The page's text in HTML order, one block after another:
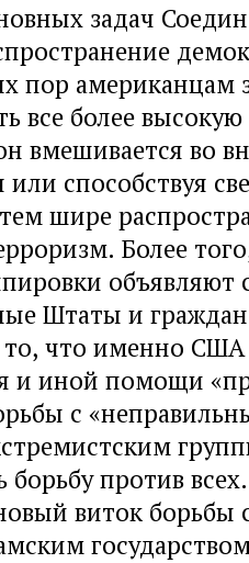
задач
пор американцам
все более
вмешивается во
или способствуя
тем шире
Более того
объявляют
Штаты и
, что именно США
и иной помощи «
с
борьбу против
виток борьбы